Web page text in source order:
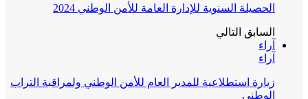
الحصيلة السنوية للإدارة العامة للأمن الوطني 2024
السابق التالي
آراء
آراء
زيارة استطلاعية للمدير العام للأمن الوطني ولمراقبة التراب
الوطني